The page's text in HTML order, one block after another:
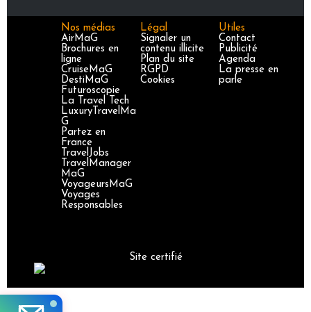
Nos médias
AirMaG
Brochures en
ligne
CruiseMaG
DestiMaG
Futuroscopie
La Travel Tech
LuxuryTravelMa
G
Partez en
France
TravelJobs
TravelManager
MaG
VoyageursMaG
Voyages
Responsables
Légal
Signaler un
contenu illicite
Plan du site
RGPD
Cookies
Utiles
Contact
Publicité
Agenda
La presse en
parle
Site certifié